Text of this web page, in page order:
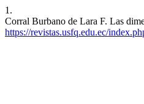
1.
Corral Burbano de Lara F. Las
https://revistas.usfq.edu.ec/